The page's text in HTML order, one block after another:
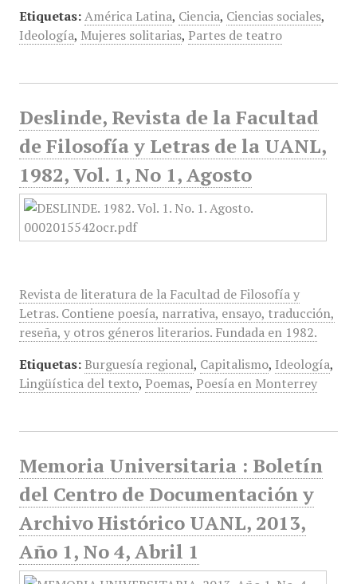
Etiquetas: América Latina, Ciencia, Ciencias sociales,
Ideología, Mujeres solitarias, Partes de teatro
Deslinde, Revista de la Facultad
de Filosofía y Letras de la UANL,
1982, Vol. 1, No 1, Agosto
Revista de literatura de la Facultad de Filosofía y
Letras. Contiene poesía, narrativa, ensayo, traducción,
reseña, y otros géneros literarios. Fundada en 1982.
Etiquetas: Burguesía regional, Capitalismo, Ideología,
Lingüística del texto, Poemas, Poesía en Monterrey
Memoria Universitaria : Boletín
del Centro de Documentación y
Archivo Histórico UANL, 2013,
Año 1, No 4, Abril 1